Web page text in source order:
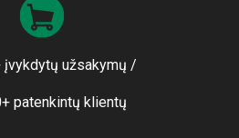
įvykdytų užsakymų /
patenkintų klientų